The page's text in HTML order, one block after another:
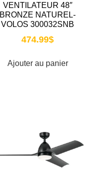
VENTILATEUR 48″
BRONZE NATUREL-
VOLOS 300032SNB
474.99$
Ajouter au panier